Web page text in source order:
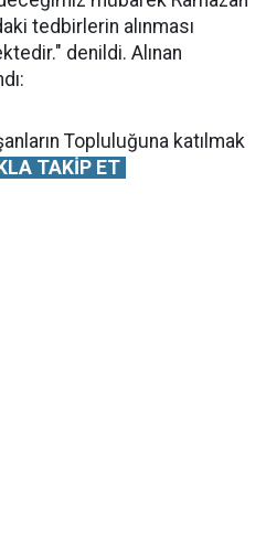
tedbirlerin alınması
denildi. Alınan
Topluluğuna katılmak
TAKİP ET